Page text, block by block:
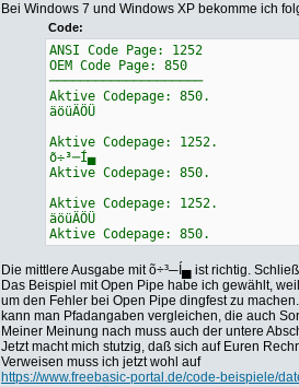
Bei Windows 7 und Windows XP bekomme ich
Code:
ANSI Code Page: 1252
OEM Code Page: 850
────────────────────
Aktive Codepage: 850.
äöüÄÖÜ
Aktive Codepage: 1252.
õ÷³─Í▄
Aktive Codepage: 850.
Aktive Codepage: 1252.
äöüÄÖÜ
Aktive Codepage: 850.
Die mittlere Ausgabe mit õ÷³─Í▄ ist richtig.
Das Beispiel mit Open Pipe habe ich gewählt,
um den Fehler bei Open Pipe dingfest zu
kann man Pfadangaben vergleichen, die auch
Meiner Meinung nach muss auch der untere
Jetzt macht mich stutzig, daß sich auf Euren
Verweisen muss ich jetzt wohl auf
https://www.freebasic-portal.de/code-beispiele/